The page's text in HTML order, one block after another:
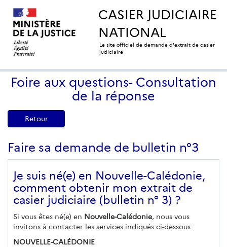
CASIER JUDICIAIRE
NATIONAL
Le site officiel de demande d'extrait de casier
judiciaire
Foire aux questions- Consultation
de la réponse
Retour
Faire sa demande de bulletin n°3
Je suis né(e) en Nouvelle-Calédonie,
comment obtenir mon extrait de
casier judiciaire (bulletin n° 3) ?
Si vous êtes né(e) en Nouvelle-Calédonie, nous vous
invitons à contacter les services indiqués ci-dessous :
NOUVELLE-CALÉDONIE